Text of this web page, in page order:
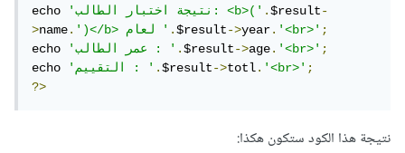
echo 'نتيجة اختبار الطالب: <b>('.$result-
>name. ')</b> لعام '.$result->year.'<br>';
echo
'عمر الطالب : '.$result->age.'<br>';
echo
'التقييم : '.$result->totl.'<br>';
?>
نتيجة هذا الكود ستكون هكذا: